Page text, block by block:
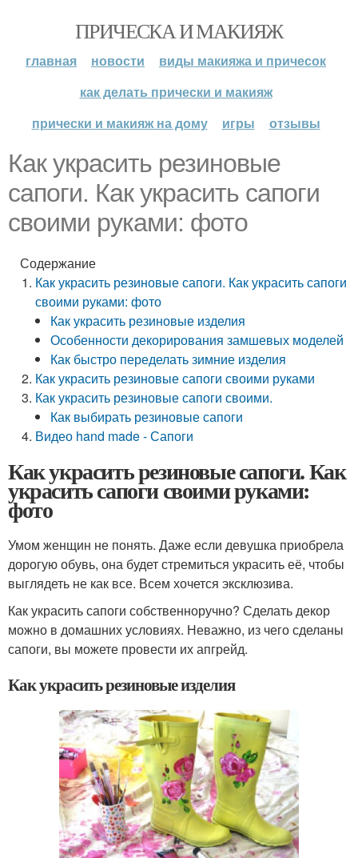
ПРИЧЕСКА И МАКИЯЖ
главная новости
виды макияжа и причесок
как делать прически и макияж
прически и макияж на дому
игры отзывы
Как украсить резиновые
сапоги. Как украсить сапоги
своими руками: фото
Содержание
Как украсить резиновые сапоги. Как украсить сапоги
своими руками: фото
Как украсить резиновые изделия
Особенности декорирования замшевых моделей
Как быстро переделать зимние изделия
Как украсить резиновые сапоги своими руками
Как украсить резиновые сапоги своими.
Как выбирать резиновые сапоги
Видео hand made - Сапоги
Как украсить резиновые сапоги. Как
украсить сапоги своими руками:
фото
Умом женщин не понять. Даже если девушка приобрела
дорогую обувь, она будет стремиться украсить её, чтобы
выглядеть не как все. Всем хочется эксклюзива.
Как украсить сапоги собственноручно? Сделать декор
можно в домашних условиях. Неважно, из чего сделаны
сапоги, вы можете провести их апгрейд.
Как украсить резиновые изделия